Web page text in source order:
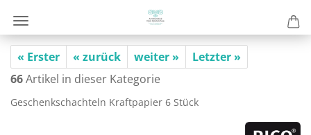
« Erster « zurück weiter »
Letzter »
66Artikel in dieser Kategorie
Ge­schenk­schach­teln Kraft­pa­pier 6 Stück